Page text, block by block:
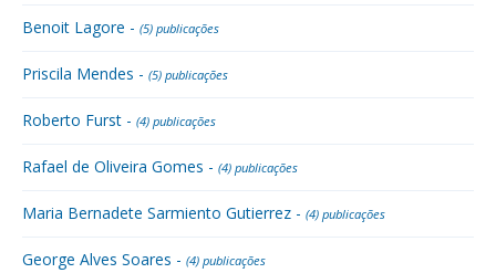
Benoit Lagore - (5) publicações
Priscila Mendes - (5) publicações
Roberto Furst - (4) publicações
Rafael de Oliveira Gomes - (4) publicações
Maria Bernadete Sarmiento Gutierrez - (4) publicações
George Alves Soares - (4) publicações